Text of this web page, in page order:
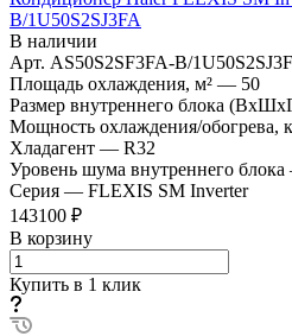
B/1U50S2SJ3FA
В наличии
Арт. AS50S2SF3FA-B/
Площадь охлаждения, м² — 50
Размер внутреннего блока
Мощность охлаждения/обогрева,
Хладагент — R32
Уровень шума внутреннего блока
Серия — FLEXIS SM Inverter
143100 ₽
В корзину
Купить в 1 клик